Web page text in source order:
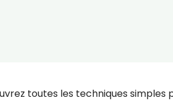
toutes les techniques simples